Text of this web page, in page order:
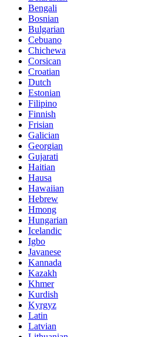
Bengali
Bosnian
Bulgarian
Cebuano
Chichewa
Corsican
Croatian
Dutch
Estonian
Filipino
Finnish
Frisian
Galician
Georgian
Gujarati
Haitian
Hausa
Hawaiian
Hebrew
Hmong
Hungarian
Icelandic
Igbo
Javanese
Kannada
Kazakh
Khmer
Kurdish
Kyrgyz
Latin
Latvian